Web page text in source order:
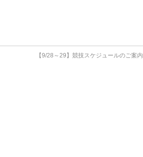
【9/28～29】競技スケジュールのご案内